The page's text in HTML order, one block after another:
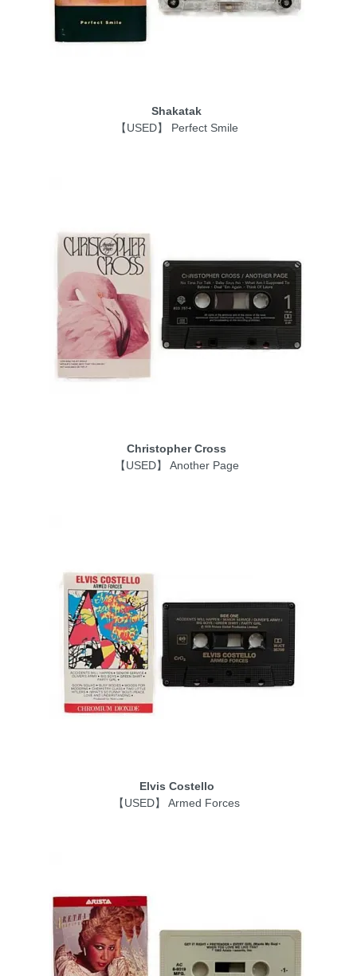
Shakatak
【USED】 Perfect Smile
Christopher Cross
【USED】 Another Page
Elvis Costello
【USED】 Armed Forces